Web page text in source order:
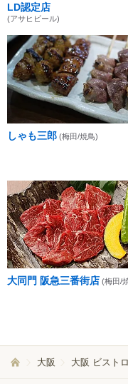
LD認定店
(アサヒビール)
しゃも三郎 (梅田/焼鳥)
大同門 阪急三番街店 (梅田/
大阪 大阪 ビストロ